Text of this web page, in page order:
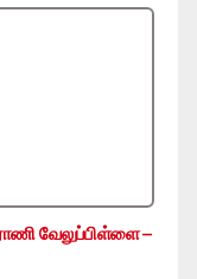
வேலுப்பிள்ளை –